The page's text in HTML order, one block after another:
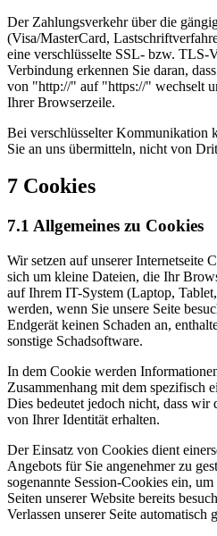
Der Zahlungsverkehr über die
(Visa/MasterCard,
eine verschlüsselte SSL- bzw. TLS-
Verbindung erkennen Sie daran,
von "http://" auf "https://" wechselt
Ihrer Browserzeile.
Bei verschlüsselter Kommunikation
Sie an uns übermitteln, nicht von
7 Cookies
7.1 Allgemeines zu Cookies
Wir setzen auf unserer Internetseite
sich um kleine Dateien, die Ihr
auf Ihrem IT-System (Laptop,
werden, wenn Sie unsere Seite
Endgerät keinen Schaden an,
sonstige Schadsoftware.
In dem Cookie werden
Zusammenhang mit dem spezifisch
Dies bedeutet jedoch nicht, dass
von Ihrer Identität erhalten.
Der Einsatz von Cookies dient
Angebots für Sie angenehmer zu
sogenannte Session-Cookies ein,
Seiten unserer Website bereits
Verlassen unserer Seite automatisch